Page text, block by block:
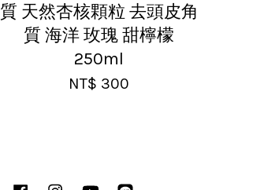
質 天然杏核顆粒 去頭皮角
質 海洋 玫瑰 甜檸檬
250ml
NT$ 300